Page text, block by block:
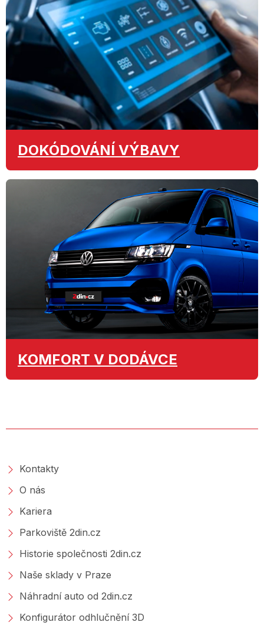
DOKÓDOVÁNÍ VÝBAVY
KOMFORT V DODÁVCE
Kontakty
O nás
Kariera
Parkoviště 2din.cz
Historie společnosti 2din.cz
Naše sklady v Praze
Náhradní auto od 2din.cz
Konfigurátor odhlučnění 3D